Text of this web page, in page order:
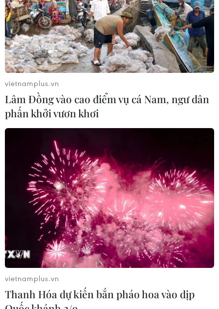
TIN CÙNG CHUYÊN MỤC
Chương trình nghệ thuật 'Giai điệu
Tổ quốc' - Khắc họa một Việt Nam
vươn mình
03/08/2026 15:58
vietnamplus.vn
Lâm Đồng vào cao điểm vụ cá Nam, ngư dân
phấn khởi vươn khơi
vietnamplus.vn
Thanh Hóa dự kiến bắn pháo hoa vào dịp